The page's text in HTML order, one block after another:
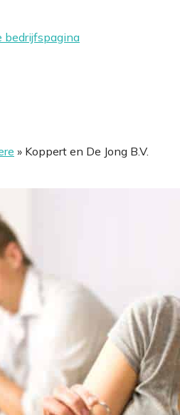
bedrijfspagina
» Koppert en De Jong B.V.